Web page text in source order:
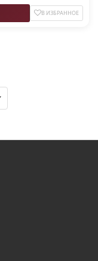
В ИЗБРАННОЕ